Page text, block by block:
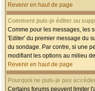
Revenir en haut de page
Comment puis-je éditer ou
Comme pour les messages, les
'Editer' du premier message du
du sondage. Par contre, si une
modifiant les options au milieu
Revenir en haut de page
Pourquoi ne puis-je pas
Certains forums peuvent limiter